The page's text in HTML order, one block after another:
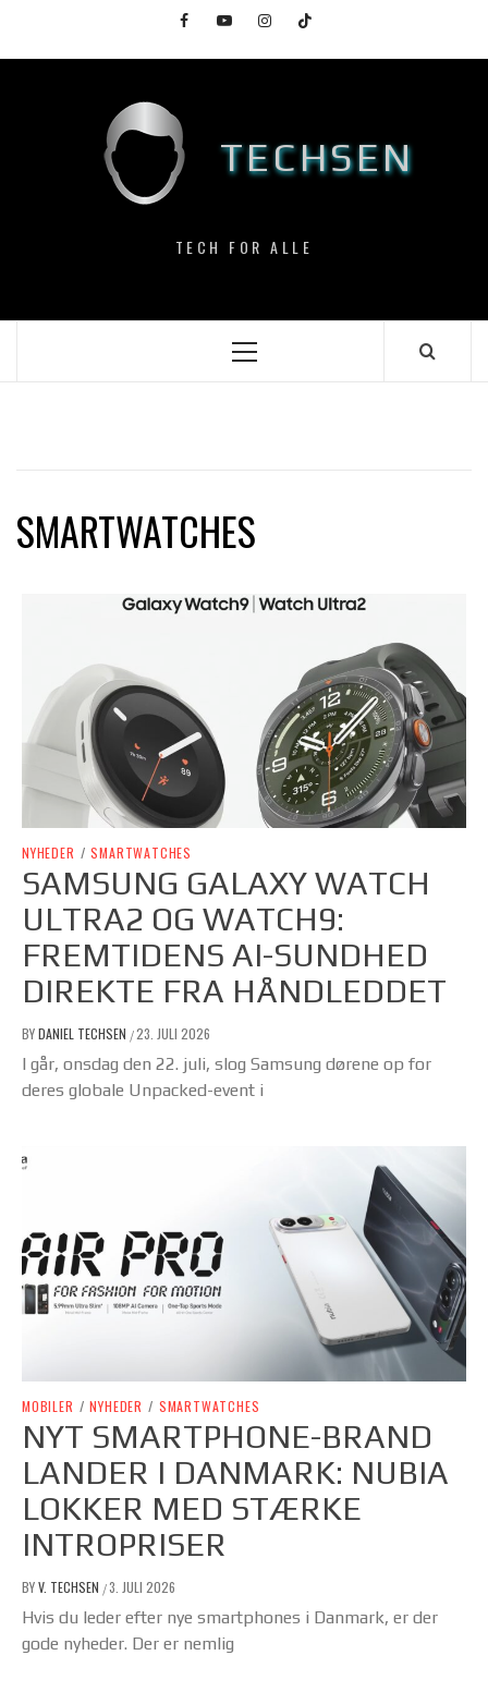
content
FacebookYouTubeInstagramTikTok
TECHSEN
TECH FOR ALLE
Primary
SMARTWATCHES
NYHEDER / SMARTWATCHES
SAMSUNG GALAXY WATCH
ULTRA2 OG WATCH9:
FREMTIDENS AI-SUNDHED
DIREKTE FRA HÅNDLEDDET
BYDANIEL TECHSEN /23. JULI 2026
I går, onsdag den 22. juli, slog Samsung dørene op for
deres globale Unpacked-event i
MOBILER / NYHEDER / SMARTWATCHES
NYT SMARTPHONE-BRAND
LANDER I DANMARK: NUBIA
LOKKER MED STÆRKE
INTROPRISER
BYV. TECHSEN /3. JULI 2026
Hvis du leder efter nye smartphones i Danmark, er der
gode nyheder. Der er nemlig